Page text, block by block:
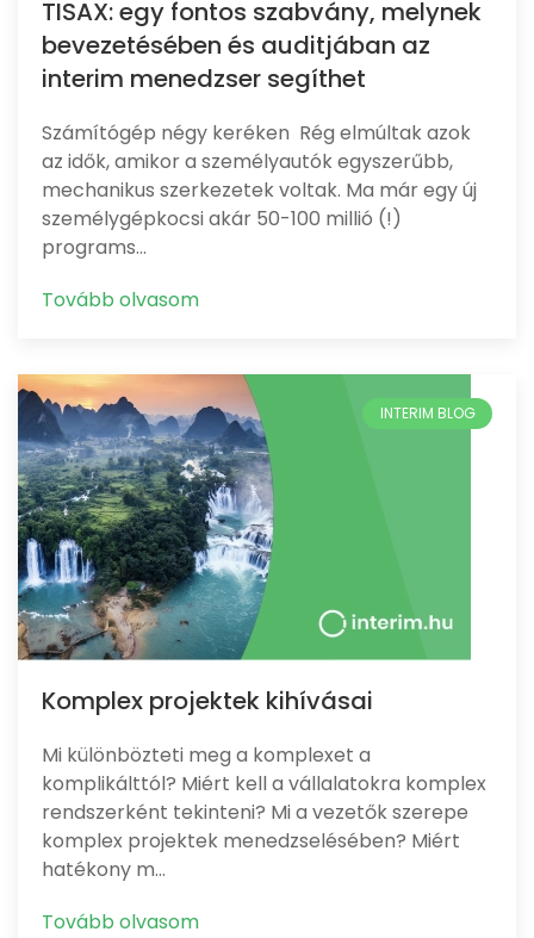
TISAX: egy fontos szabvány, melynek
bevezetésében és auditjában az
interim menedzser segíthet
Számítógép négy keréken Rég elmúltak azok
az idők, amikor a személyautók egyszerűbb,
mechanikus szerkezetek voltak. Ma már egy új
személygépkocsi akár 50-100 millió (!)
programs…
Tovább olvasom
Komplex projektek kihívásai
Mi különbözteti meg a komplexet a
komplikálttól? Miért kell a vállalatokra komplex
rendszerként tekinteni? Mi a vezetők szerepe
komplex projektek menedzselésében? Miért
hatékony m…
Tovább olvasom